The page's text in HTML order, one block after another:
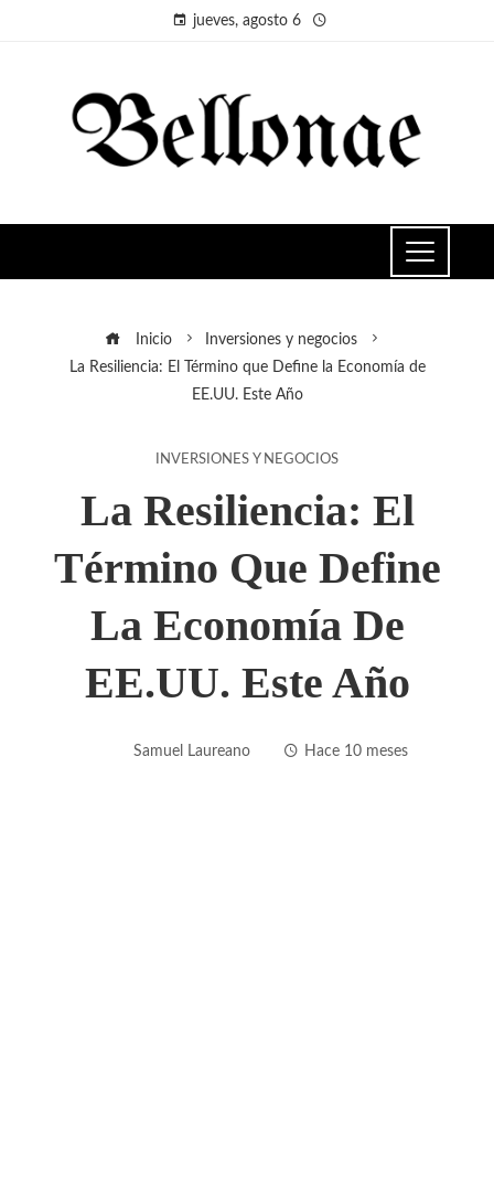
jueves, agosto 6
Inicio
Inversiones y negocios
La Resiliencia: El Término que Define la Economía de
EE.UU. Este Año
INVERSIONES Y NEGOCIOS
La Resiliencia: El
Término Que Define
La Economía De
EE.UU. Este Año
Samuel Laureano Hace 10 meses